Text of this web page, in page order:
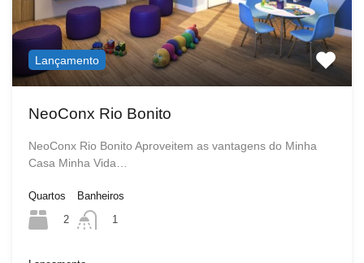
Lançamento
NeoConx Rio Bonito
NeoConx Rio Bonito Aproveitem as vantagens do Minha
Casa Minha Vida…
Quartos
2
Banheiros
1